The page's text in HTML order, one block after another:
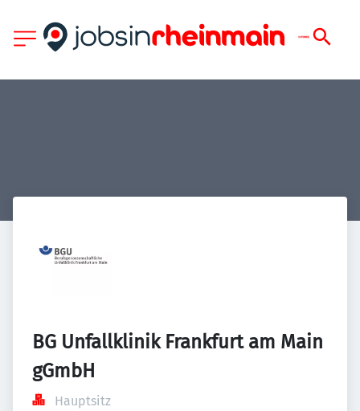
BG Unfallklinik Frankfurt am Main
gGmbH
Hauptsitz